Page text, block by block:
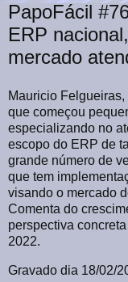
PapoFácil
ERP
mercado
Mauricio
que começou
especializando no
escopo do ERP de
grande número de
que tem
visando o mercado
Comenta do
perspectiva
2022.
Gravado dia 18/02/